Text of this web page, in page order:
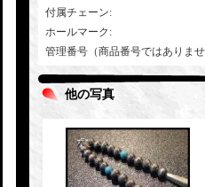
付属チェーン:
ホールマーク :
管理番号（商品番号ではありま
他の写真